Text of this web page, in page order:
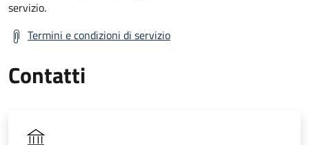
servizio.
Termini e condizioni di servizio
Contatti